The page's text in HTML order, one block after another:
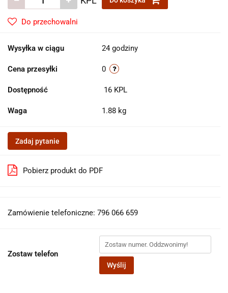
Do przechowalni
Wysyłka w ciągu 24 godziny
Cena przesyłki 0
Dostępność 16 KPL
Waga 1.88 kg
Zadaj pytanie
Pobierz produkt do PDF
Zamówienie telefoniczne: 796 066 659
Zostaw telefon
Wyślij